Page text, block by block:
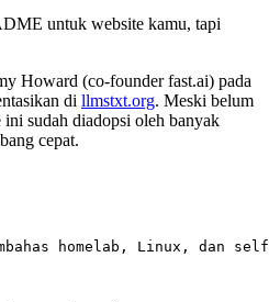
untuk website kamu, tapi
Howard (co-founder fast.ai) pada
di llmstxt.org. Meski belum
sudah diadopsi oleh banyak
cepat.